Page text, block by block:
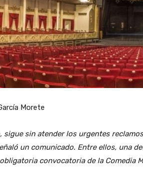
Morete
sigue sin atender los urgentes
un comunicado. Entre ellos, una
convocatoria de la Comedia